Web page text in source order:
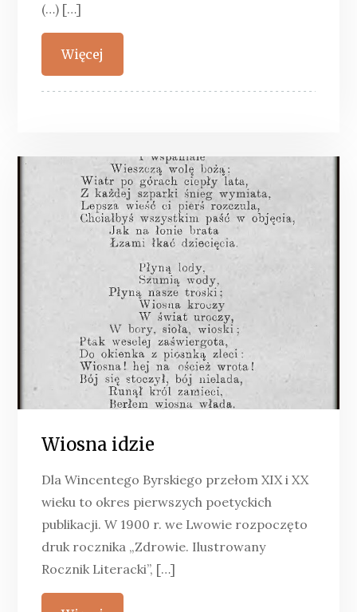
(…) […]
Więcej
Wiosna idzie
Dla Wincentego Byrskiego przełom XIX i XX
wieku to okres pierwszych poetyckich
publikacji. W 1900 r. we Lwowie rozpoczęto
druk rocznika „Zdrowie. Ilustrowany
Rocznik Literacki”, […]